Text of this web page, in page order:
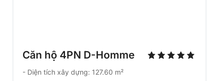
D-Homme đã bàn giao thực